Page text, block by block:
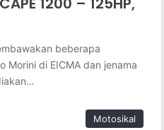
beberapa
Morini di EICMA dan jenama
Motosikal